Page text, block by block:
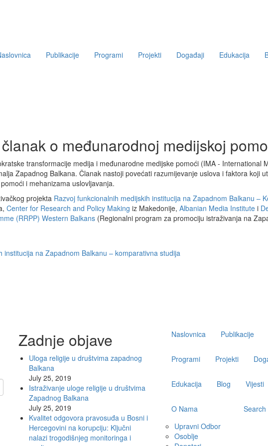
Publikacije Programi Projekti Događaji Edukacija
o međunarodnoj medijskoj
transformacije medija i međunarodne medijske pomoći (IMA - International
Zapadnog Balkana. Članak nastoji povećati razumijevanje uslova i faktora koji
i mehanizama uslovljavanja.
projekta Razvoj funkcionalnih medijskih institucija na Zapadnom Balkanu –
Center for Research and Policy Making iz Makedonije, Albanian Media Institute i
(RRPP) Western Balkans (Regionalni program za promociju istraživanja na
institucija na Zapadnom Balkanu – komparativna studija
Zadnje objave
Uloga religije u društvima zapadnog
Balkana
July 25, 2019
Istraživanje uloge religije u društvima
Zapadnog Balkana
July 25, 2019
Kvalitet odgovora pravosuđa u Bosni i
Hercegovini na korupciju: Ključni
nalazi trogodišnjeg monitoringa i
Main
Naslovnica Publikacije
Programi Projekti
Edukacija Blog Vijesti
O Nama
Upravni Odbor
Osoblje
Search